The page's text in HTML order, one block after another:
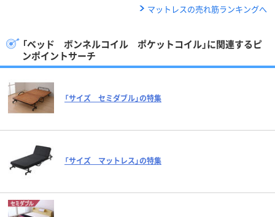
マットレスの売れ筋ランキングへ
「ベッド ボンネルコイル ポケットコイル」に関連するピ
ンポイントサーチ
「サイズ セミダブル」の特集
「サイズ マットレス」の特集